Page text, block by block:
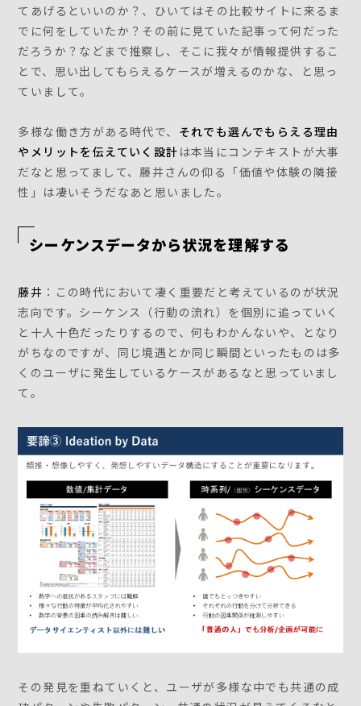
てあげるといいのか？、ひいてはその比較サイトに来るま
でに何をしていたか？その前に見ていた記事って何だった
だろうか？などまで推察し、そこに我々が情報提供するこ
とで、思い出してもらえるケースが増えるのかな、と思っ
ていまして。
多様な働き方がある時代で、 それでも選んでもらえる理由
やメリットを伝えていく設計 は本当にコンテキストが大事
だなと思ってまして、藤井さんの仰る「価値や体験の隣接
性」は凄いそうだなあと思いました。
シーケンスデータから状況を理解する
藤井 ：この時代において凄く重要だと考えているのが状況
志向です。シーケンス（行動の流れ）を個別に追っていく
と十人十色だったりするので、何もわかんないや、となり
がちなのですが、同じ境遇とか同じ瞬間といったものは多
くのユーザに発生しているケースがあるなと思っていまし
て。
その発見を重ねていくと、ユーザが多様な中でも共通の成